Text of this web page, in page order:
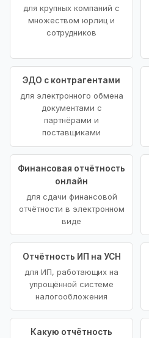
для крупных компаний с
множеством юрлиц и
сотрудников
ЭДО с контрагентами
для электронного обмена
документами с
партнёрами и
поставщиками
Финансовая отчётность
онлайн
для сдачи финансовой
отчётности в электронном
виде
Отчётность ИП на УСН
для ИП, работающих на
упрощённой системе
налогообложения
Какую отчётность